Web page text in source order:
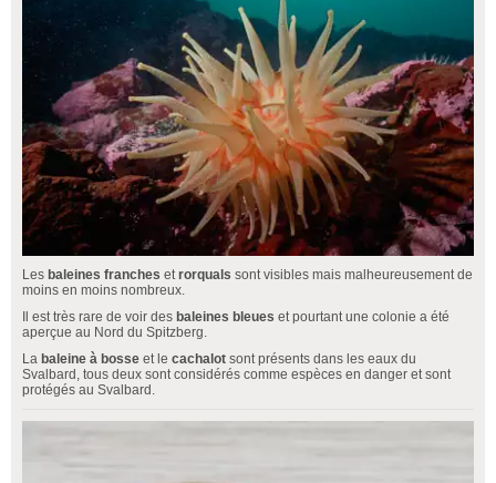
Les baleines franches etrorquals sont visibles mais malheureusement de
moins en moins nombreux.
Il est très rare de voir des baleines bleues et pourtant une colonie a été
aperçue au Nord du Spitzberg.
La baleine à bosse et le cachalot sont présents dans les eaux du
Svalbard, tous deux sont considérés comme espèces en danger et sont
protégés au Svalbard.